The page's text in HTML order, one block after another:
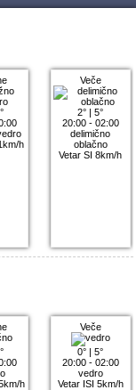
h
Veče
2° |5°
20:00 - 02:00
delimično
oblačno
Vetar SI 8km/h
h
Veče
0° |5°
20:00 - 02:00
vedro
Vetar ISI 5km/h